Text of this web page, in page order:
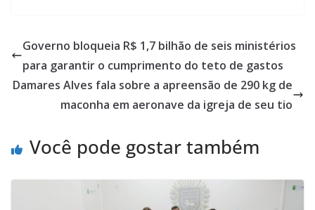
Governo bloqueia R$ 1,7 bilhão de seis ministérios
para garantir o cumprimento do teto de gastos
Damares Alves fala sobre a apreensão de 290 kg de
maconha em aeronave da igreja de seu tio
Você pode gostar também